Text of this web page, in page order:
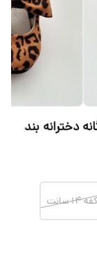
دخترانه بند
کفه ۱۴ سانت